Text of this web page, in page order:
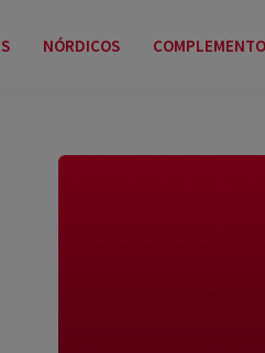
NÓRDICOS COMPLEMENTOS
Barra